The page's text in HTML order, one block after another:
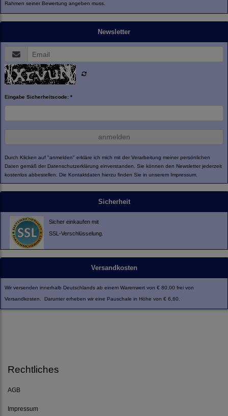
Rahmen seiner Bewertung angeben muss.
Newsletter
Eingabe Sicherheitscode: *
anmelden
Durch Klicken auf "anmelden" erkläre ich mich mit der Verarbeitung meiner persönlichen
Daten gemäß der Datenschutzerklärung einverstanden. Sie können den Newsletter jederzeit
kostenlos abbestellen. Die Kontaktdaten hierzu finden Sie in unserem Impressum.
Sicherheit
Sicher einkaufen mit
SSL-Verschlüsselung.
Versandkosten
Wir versenden innerhalb Deutschlands ab einem Warenwert von € 80,00 frei von
Versandkosten. Darunter erheben wir eine Pauschale in Höhe von € 6,60.
Rechtliches
AGB
Impressum